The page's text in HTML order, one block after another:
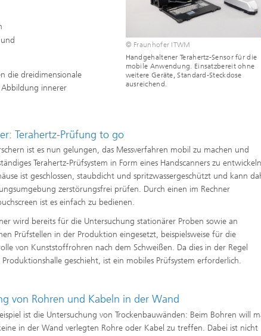
optimieren
Wärmenetze
und regeln
und
Dämmstoffen
die dreidimensionale
innerer
© Fraunhofer ITWM
Handgehaltener Terahertz-Sensor für die
mobile Anwendung. Einsatzbereit ohne
weitere Geräte, Standard-Steckdose
ausreichend.
Terahertz-Prüfung to go
ist es nun gelungen, das Messverfahren mobil zu machen und
Terahertz-Prüfsystem in Form eines Handscanners zu
ist geschlossen, staubdicht und spritzwassergeschützt und kann
zerstörungsfrei prüfen. Durch einen im Rechner
ist es einfach zu bedienen.
wird bereits für die Untersuchung stationärer Proben sowie an
Prüfstellen in der Produktion eingesetzt, beispielsweise für die
von Kunststoffrohren nach dem Schweißen. Da dies in der Regel
geschieht, ist ein mobiles Prüfsystem erforderlich.
von Rohren und Kabeln in der Wand
ist die Untersuchung von Trockenbauwänden: Beim Bohren will
in der Wand verlegten Rohre oder Kabel zu treffen. Dabei ist nicht